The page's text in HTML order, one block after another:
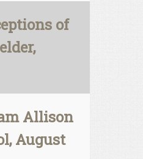
of
Allison
August